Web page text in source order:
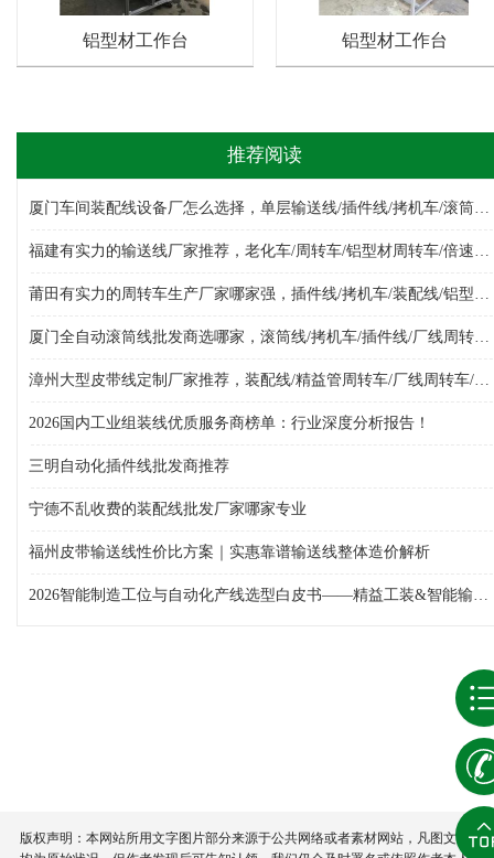
铝型材工作台 铝型材工作台
推荐阅读
厦门车间装配线设备厂怎么选择，单层输送线/插件线/拷机车/滚筒线/倍速链组装线/厂线周转车，装配线生产厂家哪家好
福建有实力的输送线厂家推荐，老化车/周转车/铝型材周转车/倍速链组装线/单层输送线/皮带线，输送线设备生产厂家选哪家
莆田有实力的周转车生产厂家哪家强，插件线/拷机车/装配线/铝型材周转车/多层周转车/厂线周转车，周转车生产厂家哪家专业
厦门全自动滚筒线批发商选哪家，滚筒线/拷机车/插件线/厂线周转车/物料周转车/周转车/倍速链组装线，滚筒线批发厂选哪家
漳州大型皮带线定制厂家推荐，装配线/精益管周转车/厂线周转车/单层输送线/组装线/倍速链组装线/周转车，皮带线厂选哪家
2026国内工业组装线优质服务商榜单：行业深度分析报告！
三明自动化插件线批发商推荐
宁德不乱收费的装配线批发厂家哪家专业
福州皮带输送线性价比方案｜实惠靠谱输送线整体造价解析
2026智能制造工位与自动化产线选型白皮书——精益工装&智能输送设备综合采购指南
版权声明：本网站所用文字图片部分来源于公共网络或者素材网站，凡图文未署